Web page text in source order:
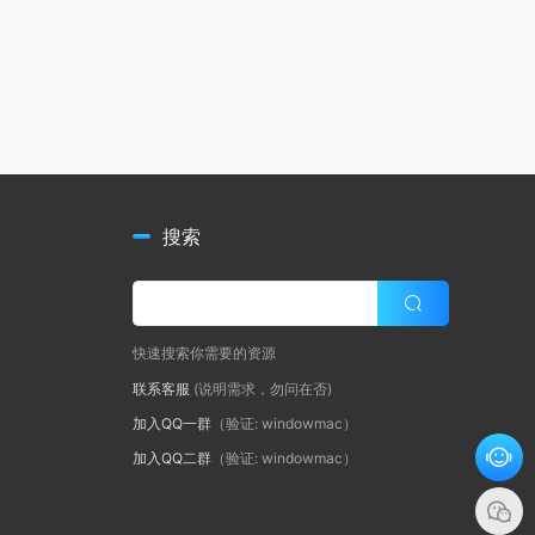
搜索
快速搜索你需要的资源
联系客服 (说明需求，勿问在否)
加入QQ一群（验证: windowmac）
加入QQ二群（验证: windowmac）